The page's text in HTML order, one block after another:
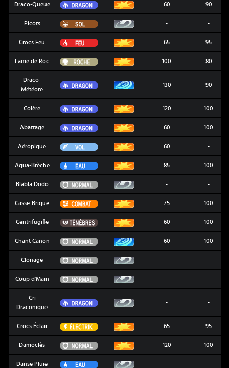
Draco-Queue Dragon 60 90
Picots Sol - -
Crocs Feu Feu 65 95
Lame de Roc Roche 100 80
Draco-
Météore
Dragon 130 90
Colère Dragon 120 100
Abattage Dragon 60 100
Aéropique Vol 60 -
Aqua-Brèche Eau 85 100
Blabla Dodo Normal - -
Casse-Brique Combat 75 100
Centrifugifle Ténèbres 60 100
Chant Canon Normal 60 100
Clonage Normal - -
Coup d'Main Normal - -
Cri
Draconique
Dragon - -
Crocs Éclair Électrik 65 95
Damoclès Normal 120 100
Danse Pluie Eau - -